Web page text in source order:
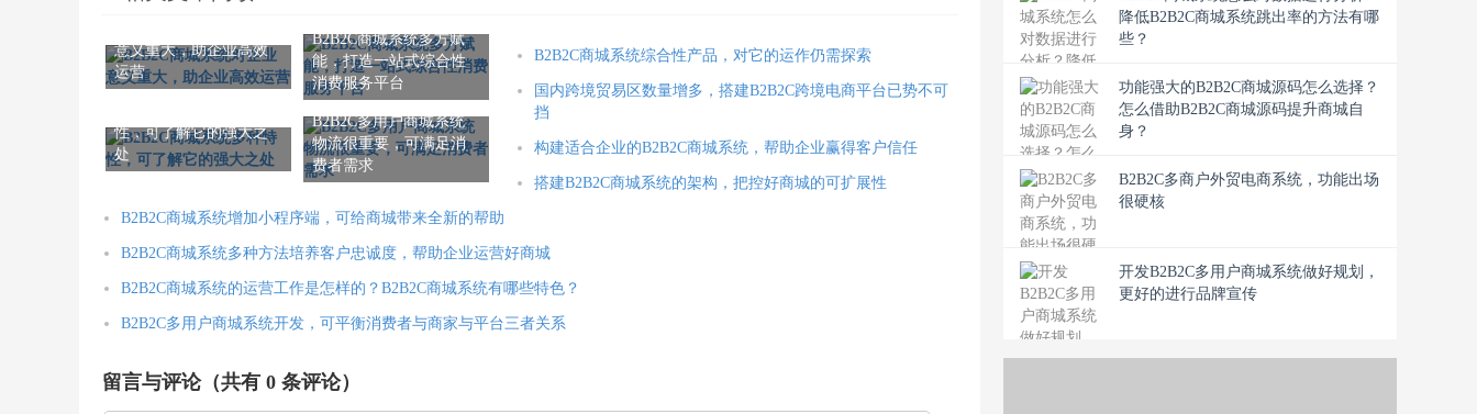
意义重大，助企业高效
运营
B2B2C商城系统多方赋
能，打造一站式综合性
消费服务平台
性，可了解它的强大之
处
B2B2C多用户商城系统
物流很重要，可满足消
费者需求
B2B2C商城系统综合性产品，对它的运作仍需探索
国内跨境贸易区数量增多，搭建B2B2C跨境电商平台已势不可
挡
构建适合企业的B2B2C商城系统，帮助企业赢得客户信任
搭建B2B2C商城系统的架构，把控好商城的可扩展性
B2B2C商城系统增加小程序端，可给商城带来全新的帮助
B2B2C商城系统多种方法培养客户忠诚度，帮助企业运营好商城
B2B2C商城系统的运营工作是怎样的？B2B2C商城系统有哪些特色？
B2B2C多用户商城系统开发，可平衡消费者与商家与平台三者关系
留言与评论（共有 0 条评论）
降低B2B2C商城系统跳出率的方法有哪
些？
功能强大的B2B2C商城源码怎么选择？
怎么借助B2B2C商城源码提升商城自
身？
B2B2C多商户外贸电商系统，功能出场
很硬核
开发B2B2C多用户商城系统做好规划，
更好的进行品牌宣传